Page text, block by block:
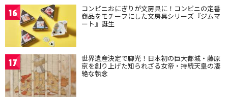
16 コンビニおにぎりが文房具に！コンビニの定番
商品をモチーフにした文房具シリーズ『ジムマ
ート』誕生
17 世界遺産決定で脚光！日本初の巨大都城・藤原
京を創り上げた知られざる女帝・持統天皇の凄
絶な執念